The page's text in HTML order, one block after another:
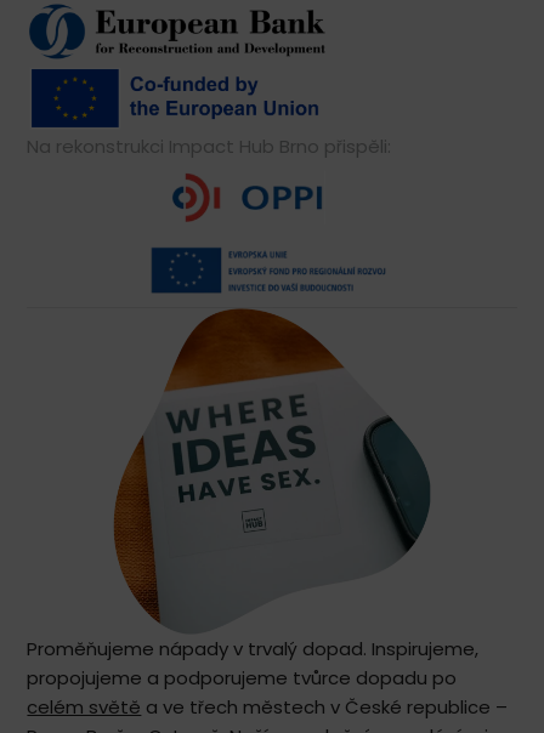
Na rekonstrukci Impact Hub Brno přispěli:
Proměňujeme nápady v trvalý dopad. Inspirujeme,
propojujeme a podporujeme tvůrce dopadu po
celém světě a ve třech městech v České republice –